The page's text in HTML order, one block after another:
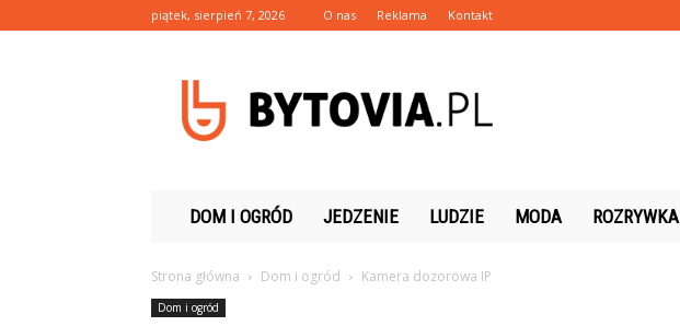
piątek, sierpień 7, 2026 O nas Reklama Kontakt
DOM I OGRÓD JEDZENIE LUDZIE MODA ROZRYWKA
Strona główna Dom i ogród Kamera dozorowa IP
Dom i ogród